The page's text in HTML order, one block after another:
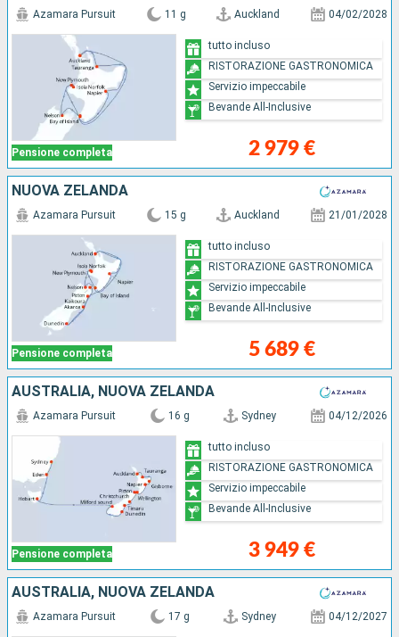
Pensione completa
Azamara Pursuit 11 g Auckland 04/02/2028
2 979 €
tutto incluso
RISTORAZIONE GASTRONOMICA
Servizio impeccabile
Bevande All-Inclusive
NUOVA ZELANDA
Pensione completa
Azamara Pursuit 15 g Auckland 21/01/2028
5 689 €
tutto incluso
RISTORAZIONE GASTRONOMICA
Servizio impeccabile
Bevande All-Inclusive
AUSTRALIA, NUOVA ZELANDA
Pensione completa
Azamara Pursuit 16 g Sydney 04/12/2026
3 949 €
tutto incluso
RISTORAZIONE GASTRONOMICA
Servizio impeccabile
Bevande All-Inclusive
AUSTRALIA, NUOVA ZELANDA
Azamara Pursuit 17 g Sydney 04/12/2027